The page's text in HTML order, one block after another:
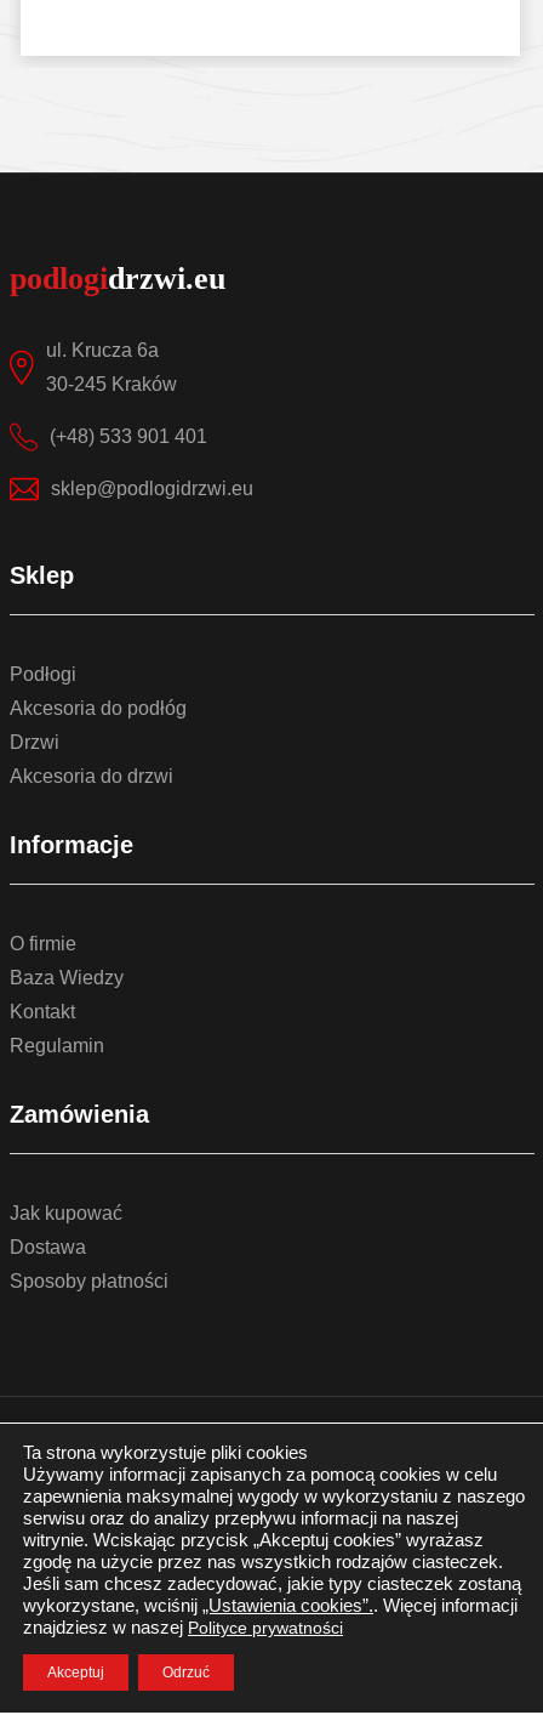
Zaloguj się
ul. Krucza 6a
30-245 Kraków
(+48) 533 901 401
sklep@podlogidrzwi.eu
Sklep
Podłogi
Akcesoria do podłóg
Drzwi
Akcesoria do drzwi
Informacje
O firmie
Baza Wiedzy
Kontakt
Regulamin
Zamówienia
Jak kupować
Dostawa
Sposoby płatności
© 2022 by podlogidrzwi.eu
Wszystkie prawa zastrzeżone
Polityka prywatności
Realizacja:
Ta strona wykorzystuje pliki cookies
Używamy informacji zapisanych za pomocą cookies w celu
zapewnienia maksymalnej wygody w wykorzystaniu z naszego
serwisu oraz do analizy przepływu informacji na naszej
witrynie. Wciskając przycisk „Akceptuj cookies” wyrażasz
zgodę na użycie przez nas wszystkich rodzajów ciasteczek.
Jeśli sam chcesz zadecydować, jakie typy ciasteczek zostaną
wykorzystane, wciśnij „Ustawienia cookies”.. Więcej informacji
znajdziesz w naszej Polityce prywatności
Akceptuj Odrzuć